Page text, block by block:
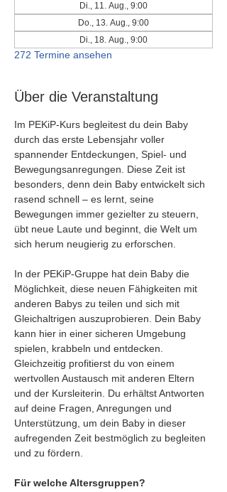
Di., 11. Aug., 9:00
Do., 13. Aug., 9:00
Di., 18. Aug., 9:00
272 Termine ansehen
Über die Veranstaltung
Im PEKiP-Kurs begleitest du dein Baby
durch das erste Lebensjahr voller
spannender Entdeckungen, Spiel- und
Bewegungsanregungen. Diese Zeit ist
besonders, denn dein Baby entwickelt sich
rasend schnell – es lernt, seine
Bewegungen immer gezielter zu steuern,
übt neue Laute und beginnt, die Welt um
sich herum neugierig zu erforschen.
In der PEKiP-Gruppe hat dein Baby die
Möglichkeit, diese neuen Fähigkeiten mit
anderen Babys zu teilen und sich mit
Gleichaltrigen auszuprobieren. Dein Baby
kann hier in einer sicheren Umgebung
spielen, krabbeln und entdecken.
Gleichzeitig profitierst du von einem
wertvollen Austausch mit anderen Eltern
und der Kursleiterin. Du erhältst Antworten
auf deine Fragen, Anregungen und
Unterstützung, um dein Baby in dieser
aufregenden Zeit bestmöglich zu begleiten
und zu fördern.
Für welche Altersgruppen?